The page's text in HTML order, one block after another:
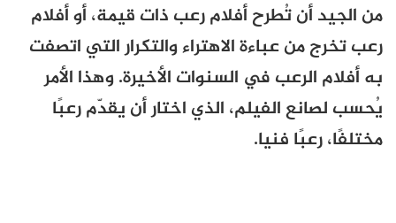
من الجيد أن تُطرح أفلام رعب ذات قيمة، أو أفلام
رعب تخرج من عباءة الاهتراء والتكرار التي اتصفت
به أفلام الرعب في السنوات الأخيرة. وهذا الأمر
يُحسب لصانع الفيلم، الذي اختار أن يقدّم رعبًا
مختلفًا، رعبًا فنيا.